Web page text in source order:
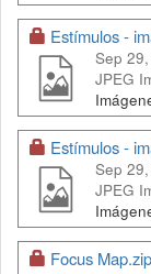
Estímulos -
Sep
JPEG
Estímulos -
Sep
JPEG
Focus Map.zip